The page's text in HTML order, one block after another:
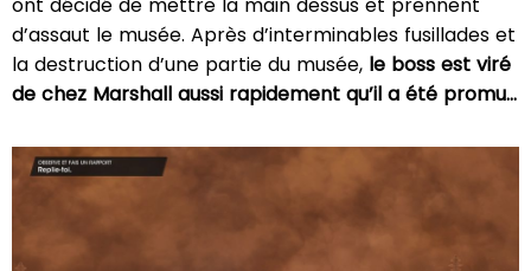
ont décidé de mettre la main dessus et prennent
d’assaut le musée. Après d’interminables fusillades et
la destruction d’une partie du musée, le boss est viré
de chez Marshall aussi rapidement qu’il a été promu…